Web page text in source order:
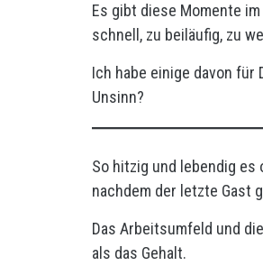
Es gibt diese Momente
schnell, zu beiläufig, zu
Ich habe einige davon
Unsinn?
So hitzig und lebendig es
nachdem der letzte Gast
Das Arbeitsumfeld und
als das Gehalt.